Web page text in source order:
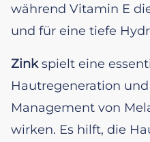
während Vitamin E
und für eine tiefe
Zinkspielt eine
Hautregeneration
Management von
wirken. Es hilft, die